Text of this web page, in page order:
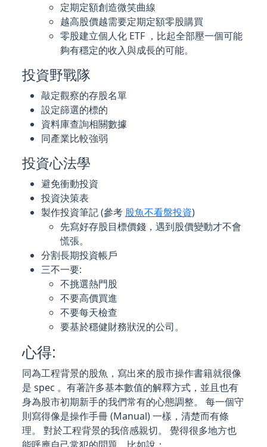
定期定額創造微笑曲線
越高股價越需要定期定額零股購買
零股建立個人化 ETF ，比起全部壓一個可能
夠有穩定的收入與成長的可能。
投資野戰隊
敲定觀察的存股名單
設定篩選的標的
資料庫查詢相關數據
同產業比較強弱
投資心法學
避免衝動投資
投資決策表
製作投資筆記 (參考 股魚不看盤投資)
先寫好存股目標價錢，遇到股價變動才不會
慌張。
分割長期投資帳戶
三不一要:
不挑選熱門股
不要高價買進
不要每天檢查
要基於穩健財務狀況的公司。
心得:
同為工程背景的股魚，寫出來的股市操作書籍就很像
是 spec 。有著許多基本數值的解釋方式，並且也有
身為股市初期新手的我們常有的心態調整。 每一個守
則寫得像是操作手冊 (Manual) 一樣，清楚而有條
理。 對於工程背景的我倍感親切。 覺得很多地方也